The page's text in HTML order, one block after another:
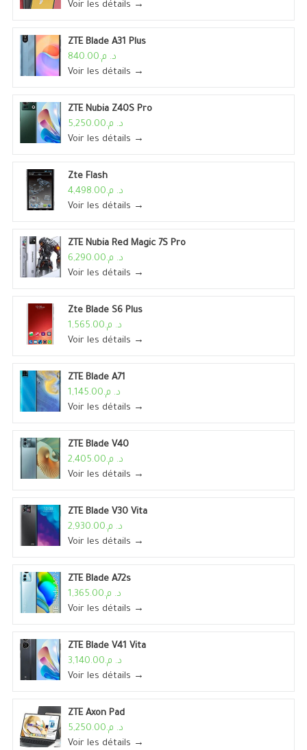
Voir les détails →
ZTE Blade A31 Plus
د. م.840.00
Voir les détails →
ZTE Nubia Z40S Pro
د. م.5,250.00
Voir les détails →
Zte Flash
د. م.4,498.00
Voir les détails →
ZTE Nubia Red Magic 7S Pro
د. م.6,290.00
Voir les détails →
Zte Blade S6 Plus
د. م.1,565.00
Voir les détails →
ZTE Blade A71
د. م.1,145.00
Voir les détails →
ZTE Blade V40
د. م.2,405.00
Voir les détails →
ZTE Blade V30 Vita
د. م.2,930.00
Voir les détails →
ZTE Blade A72s
د. م.1,365.00
Voir les détails →
ZTE Blade V41 Vita
د. م.3,140.00
Voir les détails →
ZTE Axon Pad
د. م.5,250.00
Voir les détails →